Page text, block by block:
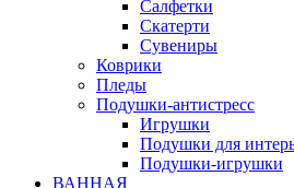
Салфетки
Скатерти
Сувениры
Коврики
Пледы
Подушки-антистресс
Игрушки
Подушки для
Подушки-игрушки
ВАННАЯ